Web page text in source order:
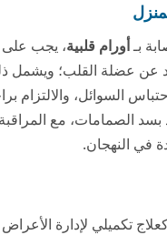
بـأورام قلبية، يجب على
عن عضلة القلب؛ ويشمل
السوائل، والالتزام
بسد الصمامات، مع المراقبة
في النهجان.
تكميلي لإدارة